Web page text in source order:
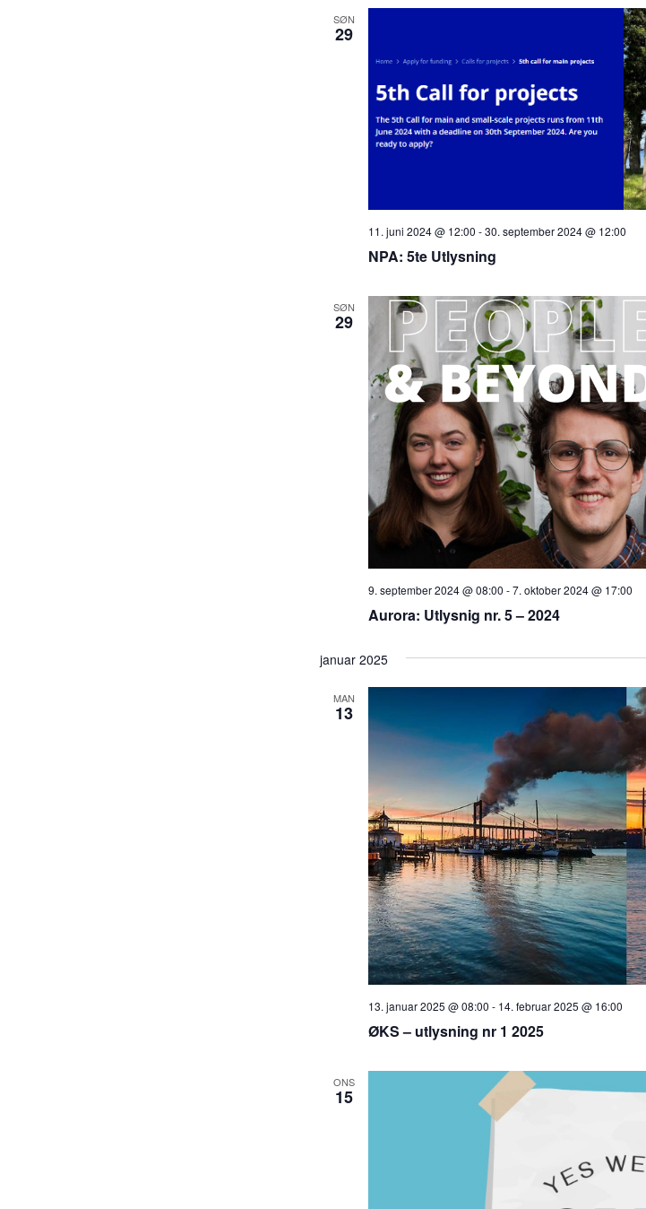
SØN
29
NPA: 5te Utlysning
11. juni 2024 @ 12:00 -30. september 2024 @ 12:00
SØN
29
Aurora: Utlysnig nr. 5 – 2024
9. september 2024 @ 08:00 -7. oktober 2024 @ 17:00
januar 2025
MAN
13
ØKS – utlysning nr 1 2025
13. januar 2025 @ 08:00 - 14. februar 2025 @ 16:00
ONS
15